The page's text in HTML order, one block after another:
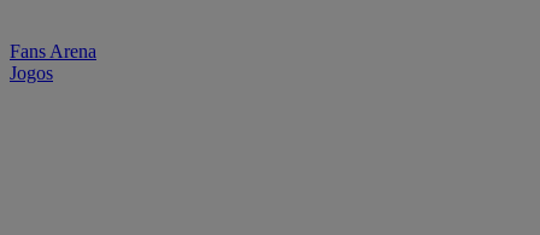
Fans Arena
Jogos